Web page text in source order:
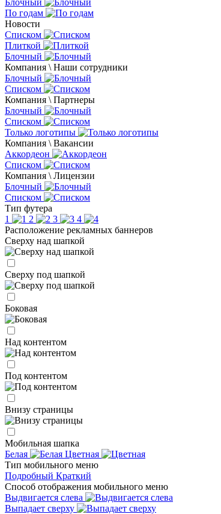
Блочный
По годам
Новости
Списком
Плиткой
Блочный
Компания \ Наши сотрудники
Блочный
Списком
Компания \ Партнеры
Блочный
Списком
Только логотипы
Компания \ Вакансии
Аккордеон
Списком
Компания \ Лицензии
Блочный
Списком
Тип футера
1
2 3
4
Расположение рекламных баннеров
Сверху над шапкой
Сверху под шапкой
Боковая
Над контентом
Под контентом
Внизу страницы
Мобильная шапка
Белая
Цветная
Тип мобильного меню
Подробный Краткий
Способ отображения мобильного меню
Выдвигается слева
Выпадает сверху